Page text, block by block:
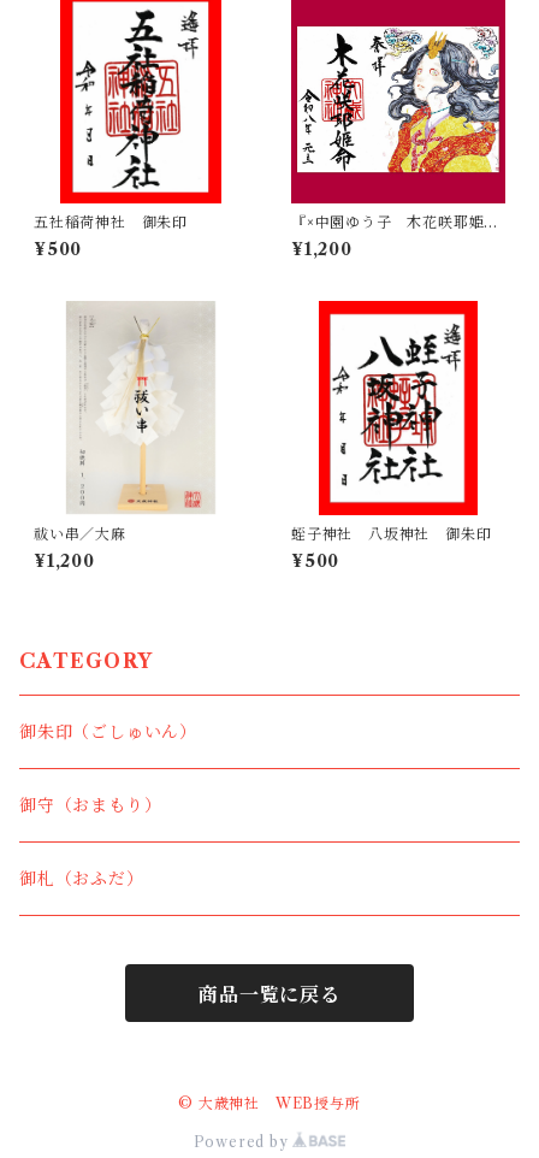
五社稲荷神社 御朱印
¥500
『×中園ゆう子 木花咲耶姫
命』奉書
¥1,200
祓い串／大麻
¥1,200
蛭子神社 八坂神社 御朱印
¥500
CATEGORY
御朱印（ごしゅいん）
御守（おまもり）
御札（おふだ）
商品一覧に戻る
© 大歳神社 WEB授与所
Powered by